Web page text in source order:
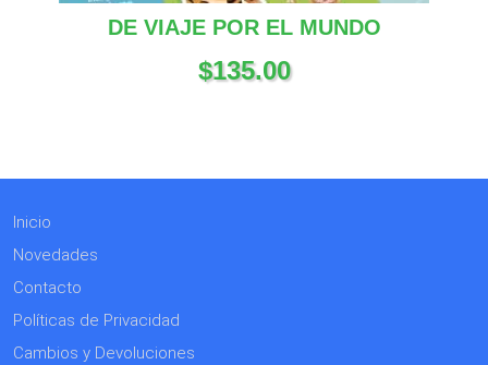
DE VIAJE POR EL MUNDO
$135.00
Inicio
Novedades
Contacto
Políticas de Privacidad
Cambios y Devoluciones